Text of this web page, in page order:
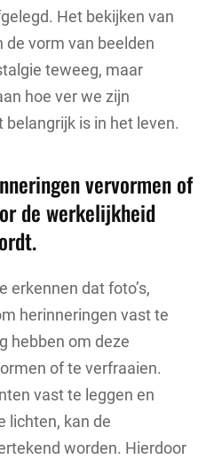
Het bekijken van
vorm van beelden
teweeg, maar
hoe ver we zijn
is in het leven.
vervormen of
de werkelijkheid
erkennen dat foto’s,
herinneringen vast te
hebben om deze
of te verfraaien.
vast te leggen en
lichten, kan de
worden. Hierdoor